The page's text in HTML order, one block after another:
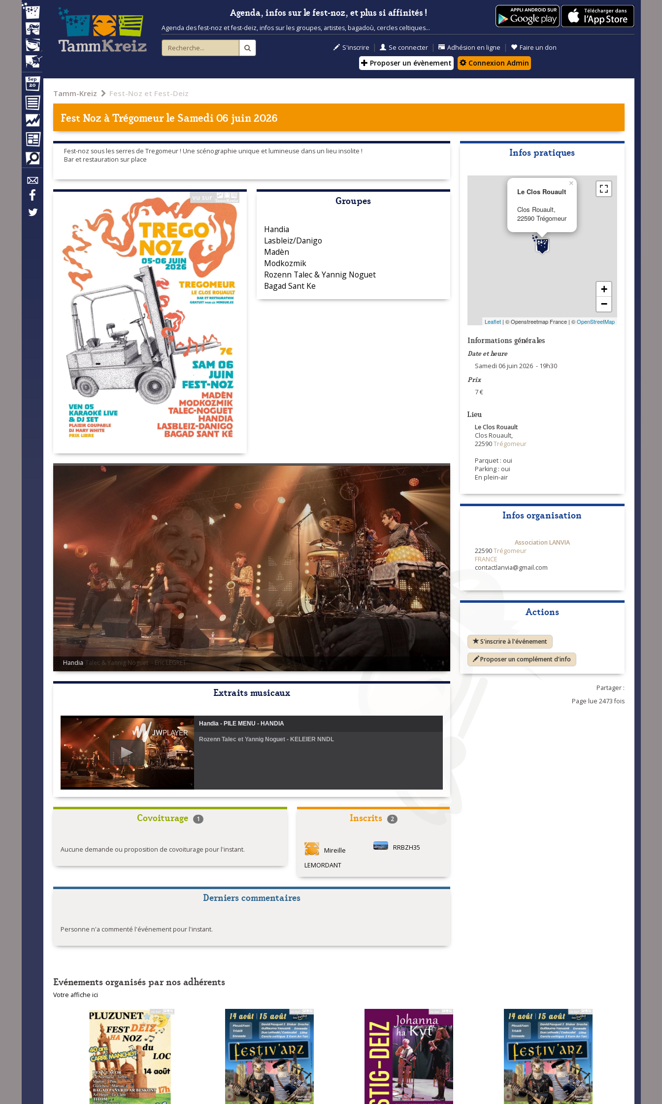
Agenda, infos sur le fest-noz, et plus si affinités !
Agenda des fest-noz et fest-deiz, infos sur les groupes, artistes, bagadoù, cercles celtiques...
S'inscrire | Se connecter | Adhésion en ligne | Faire un don
Proposer un évènement Connexion Admin
Tamm-Kreiz Fest-Noz et Fest-Deiz
Fest Noz àTrégomeurle Samedi 06 juin 2026
Fest-noz sous les serres de Tregomeur ! Une scénographie unique et lumineuse dans un lieu insolite !
Bar et restauration sur place
Groupes
Handia
Lasbleiz/Danigo
Madèn
Modkozmik
Rozenn Talec & Yannig Noguet
Bagad Sant Ke
Handia
Extraits musicaux
Handia - PILE MENU - HANDIA
Rozenn Talec et Yannig Noguet - KELEIER NNDL
Covoiturage 1
Aucune demande ou proposition de covoiturage pour l'instant.
Inscrits 2
Mireille
LEMORDANT
RRBZH35
Derniers commentaires
Personne n'a commenté l'événement pour l'instant.
Infos pratiques
Le Clos Rouault
Clos Rouault,
22590 Trégomeur
×
+
−
Leaflet| © Openstreetmap France | ©OpenStreetMap
Informations générales
Date et heure
Samedi 06 juin 2026 - 19h30
Prix
7 €
Lieu
Le Clos Rouault
Clos Rouault,
22590Trégomeur
Parquet : oui
Parking : oui
En plein-air
Infos organisation
Association LANVIA
22590Trégomeur
FRANCE
contactlanvia@gmail.com
Actions
S'inscrire à l'événement
Proposer un complément d'info
Partager :
Page lue 2473 fois
Evénements organisés par nos adhérents
Votre affiche ici